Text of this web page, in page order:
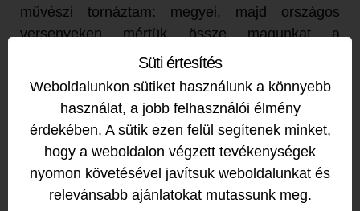
művészi tornáztam: megyei, majd országos
versenyeken mértük össze magunkat a
Serdülőként és ifiként tájfutásban értem el
országos, majd nemzetközi sikereket. Ez az a
sportág amit a természetben, erdőben, hegyen-
völgyön át lehet űzni, s közben az agyunkat is
próbára teszi a tájékozódási elemeken keresztül.
A későbbiekben sziklamászásban,
Süti értesítés
Weboldalunkon sütiket használunk a könnyebb
használat, a jobb felhasználói élmény
érdekében. A sütik ezen felül segítenek minket,
hogy a weboldalon végzett tevékenységek
nyomon követésével javítsuk weboldalunkat és
relevánsabb ajánlatokat mutassunk meg.